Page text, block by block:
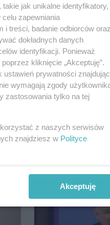
Miał "zrobić
został szefem
Łażewska
Mirosław Żylik,
Szczecinie został
Bezpartyjnych w
jak unikalne identyfikatory,
zapewniania
i treści, badanie odbiorców oraz
dokładnych danych
identyfikacji. Ponieważ
kliknięcie „Akceptuję”.
prywatności
wymagają zgody
zastosowania tylko na tej
z naszych serwisów
znajdziesz w Polityce
Akceptuję